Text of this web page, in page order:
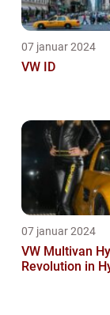
07 januar 2024
VW ID
07 januar 2024
VW Multivan
Revolution in